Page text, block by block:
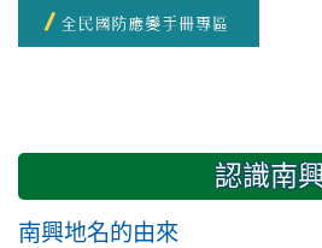
認識南
南興地名的由來